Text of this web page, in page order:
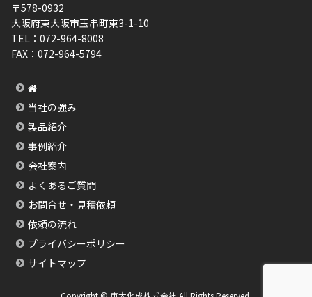
〒578-0932
大阪府東大阪市玉串町東3-1-10
TEL： 072-964-8008
FAX： 072-964-5794
当社の強み
製品紹介
事例紹介
会社案内
よくあるご質問
お問合せ・見積依頼
依頼の流れ
プライバシーポリシー
サイトマップ